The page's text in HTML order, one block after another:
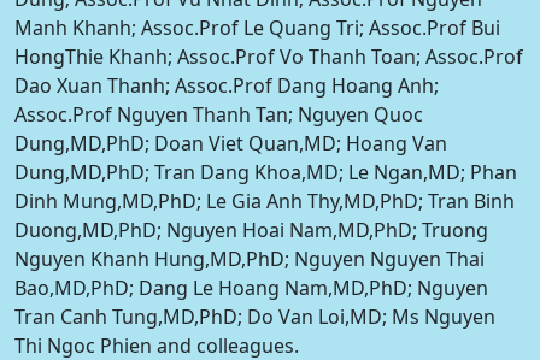
Manh Khanh; Assoc.Prof Le Quang Tri; Assoc.Prof Bui
HongThie Khanh; Assoc.Prof Vo Thanh Toan; Assoc.Prof
Dao Xuan Thanh; Assoc.Prof Dang Hoang Anh;
Assoc.Prof Nguyen Thanh Tan; Nguyen Quoc
Dung,MD,PhD; Doan Viet Quan,MD; Hoang Van
Dung,MD,PhD; Tran Dang Khoa,MD; Le Ngan,MD; Phan
Dinh Mung,MD,PhD; Le Gia Anh Thy,MD,PhD; Tran Binh
Duong,MD,PhD; Nguyen Hoai Nam,MD,PhD; Truong
Nguyen Khanh Hung,MD,PhD; Nguyen Nguyen Thai
Bao,MD,PhD; Dang Le Hoang Nam,MD,PhD; Nguyen
Tran Canh Tung,MD,PhD; Do Van Loi,MD; Ms Nguyen
Thi Ngoc Phien and colleagues.